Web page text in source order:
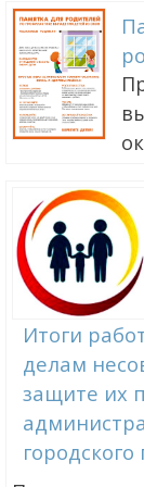
Итоги
делам
защите их